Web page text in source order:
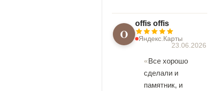
O
offis offis
Яндекс.Карты
23.06.2026
Все хорошо
сделали и
памятник, и